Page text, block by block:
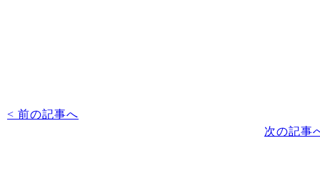
< 前の記事へ
次の記事